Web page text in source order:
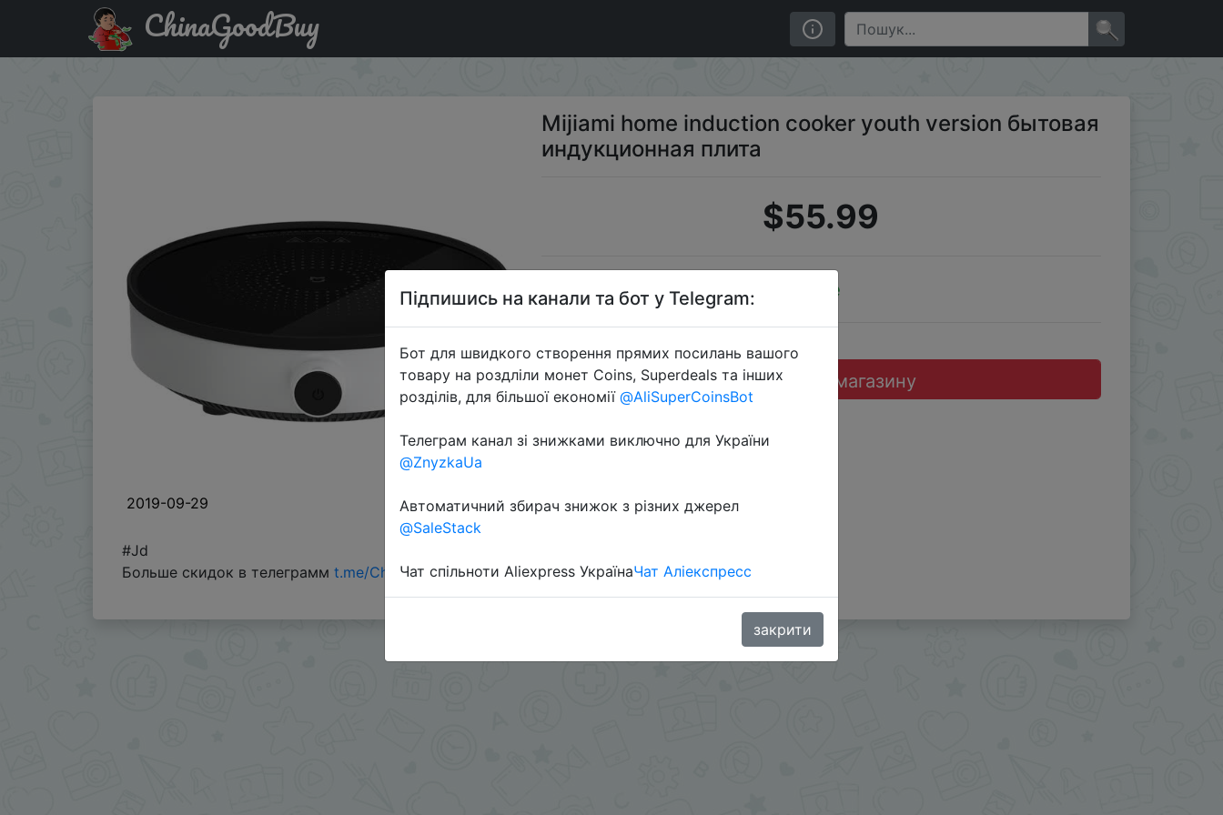
Придбати по акціи Mijiami home induction cooker youth version бытовая индукционная плита
ChinaGoodBuy
2019-09-29
Mijiami home induction cooker youth version бытовая
индукционная плита
$55.99
Sale
Перейти до магазину
#Jd
Больше скидок в телеграмм t.me/ChinaGoodBuy
Підпишись на канали та бот у Telegram:
Бот для швидкого створення прямих посилань вашого
товару на роздліли монет Coins, Superdeals та інших
розділів, для більшої економії @AliSuperCoinsBot
Телеграм канал зі знижками виключно для України
@ZnyzkaUa
Автоматичний збирач знижок з різних джерел
@SaleStack
Чат спільноти Aliexpress УкраїнаЧат Аліекспресс
закрити